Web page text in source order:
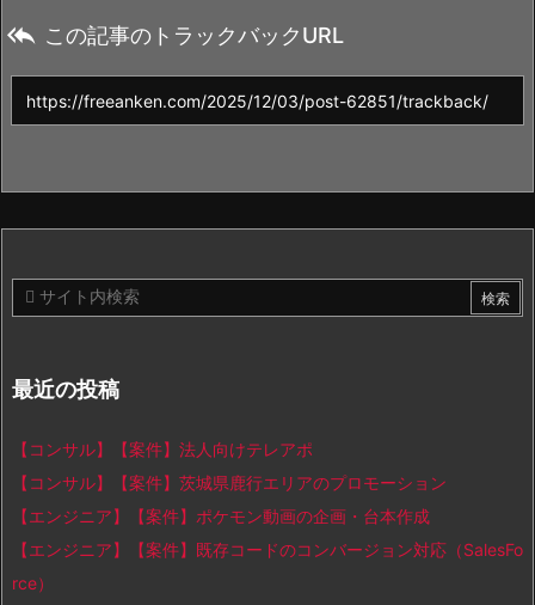
 この記事のトラックバックURL
最近の投稿
【コンサル】【案件】法人向けテレアポ
【コンサル】【案件】茨城県鹿行エリアのプロモーション
【エンジニア】【案件】ポケモン動画の企画・台本作成
【エンジニア】【案件】既存コードのコンバージョン対応（SalesFo
rce）